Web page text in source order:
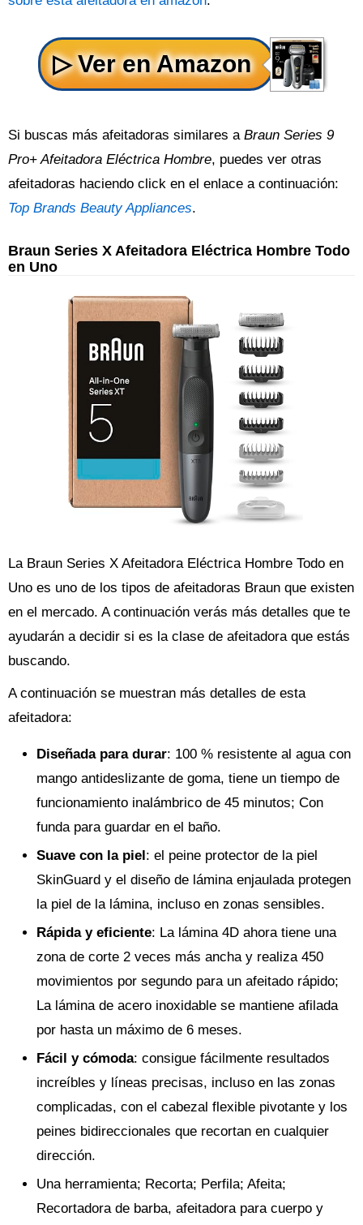
Si buscas más afeitadoras similares a Braun Series 9
Pro+ Afeitadora Eléctrica Hombre, puedes ver otras
afeitadoras haciendo click en el enlace a continuación:
Top Brands Beauty Appliances.
Braun Series X Afeitadora Eléctrica Hombre Todo
en Uno
La Braun Series X Afeitadora Eléctrica Hombre Todo en
Uno es uno de los tipos de afeitadoras Braun que existen
en el mercado. A continuación verás más detalles que te
ayudarán a decidir si es la clase de afeitadora que estás
buscando.
A continuación se muestran más detalles de esta
afeitadora:
Diseñada para durar: 100 % resistente al agua con
mango antideslizante de goma, tiene un tiempo de
funcionamiento inalámbrico de 45 minutos; Con
funda para guardar en el baño.
Suave con la piel: el peine protector de la piel
SkinGuard y el diseño de lámina enjaulada protegen
la piel de la lámina, incluso en zonas sensibles.
Rápida y eficiente: La lámina 4D ahora tiene una
zona de corte 2 veces más ancha y realiza 450
movimientos por segundo para un afeitado rápido;
La lámina de acero inoxidable se mantiene afilada
por hasta un máximo de 6 meses.
Fácil y cómoda: consigue fácilmente resultados
increíbles y líneas precisas, incluso en las zonas
complicadas, con el cabezal flexible pivotante y los
peines bidireccionales que recortan en cualquier
dirección.
Una herramienta; Recorta; Perfila; Afeita;
Recortadora de barba, afeitadora para cuerpo y